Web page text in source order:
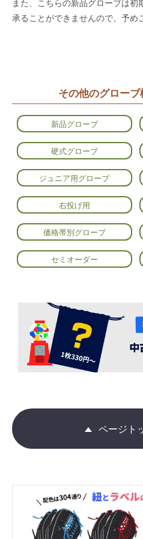
承ることができませんので、予め
その他のグローブ
新品グローブ
硬式グローブ
ジュニア用グローブ
右投げ用
価格帯別グローブ
セミオーダー
ページト